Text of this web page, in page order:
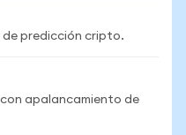
de predicción cripto.
apalancamiento de